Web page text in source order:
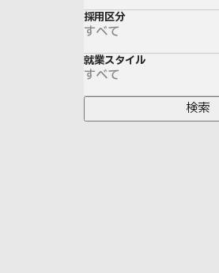
採用区分
すべて
就業スタイル
すべて
検索